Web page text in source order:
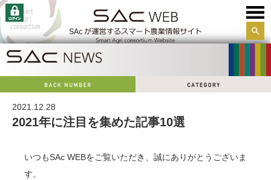
サイ
2021.12.28
2021年に注目を集めた記事10選
いつもSAc WEBをご覧いただき、誠にありがとうございま
す。